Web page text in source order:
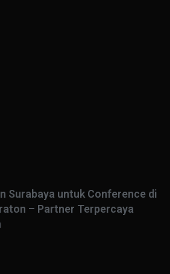
Surabaya untuk Conference di
– Partner Terpercaya